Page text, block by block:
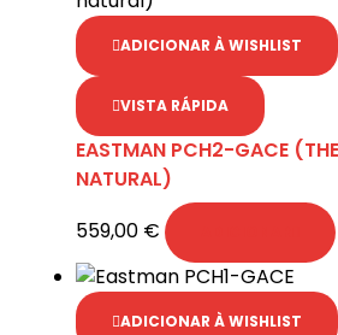
ADICIONAR À WISHLIST
VISTA RÁPIDA
EASTMAN PCH2-GACE
NATURAL)
559,00 €
ADICIONAR À WISHLIST